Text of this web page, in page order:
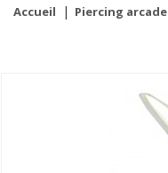
Accueil Piercing arcade